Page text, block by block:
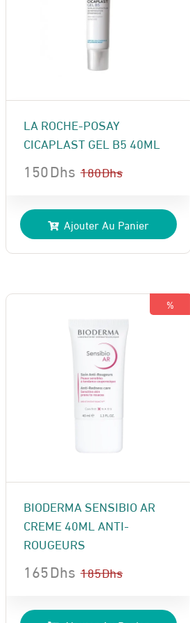
LA ROCHE-POSAY
CICAPLAST GEL B5 40ML
180Dhs
prix
initial
était :
150Dhs
prix
actuel
est :
Ajouter Au Panier
%
BIODERMA SENSIBIO AR
CREME 40ML ANTI-
ROUGEURS
185Dhs
prix
165Dhs
prix